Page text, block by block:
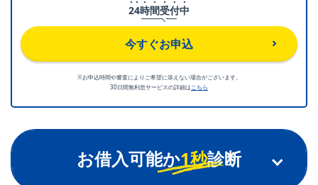
24時間受付中
今すぐお申込
※お申込時間や審査によりご希望に添えない場合がございます。
30日間無利息サービスの詳細は こちら
お借入可能か1秒診断